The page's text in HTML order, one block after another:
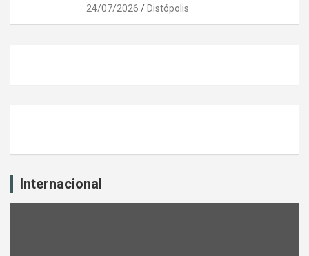
24/07/2026 Distópolis
Internacional